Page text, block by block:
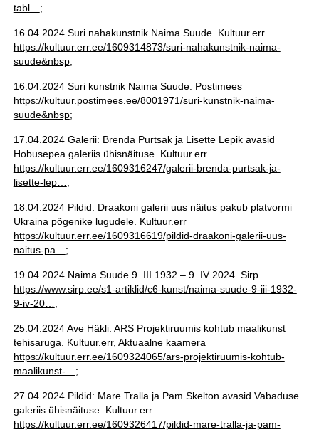
tabl… ;
16.04.2024 Suri nahakunstnik Naima Suude. Kultuur.err
https://kultuur.err.ee/1609314873/suri-nahakunstnik-naima-
suude&nbsp;
16.04.2024 Suri kunstnik Naima Suude. Postimees
https://kultuur.postimees.ee/8001971/suri-kunstnik-naima-
suude&nbsp;
17.04.2024 Galerii: Brenda Purtsak ja Lisette Lepik avasid
Hobusepea galeriis ühisnäituse. Kultuur.err
https://kultuur.err.ee/1609316247/galerii-brenda-purtsak-ja-
lisette-lep… ;
18.04.2024 Pildid: Draakoni galerii uus näitus pakub platvormi
Ukraina põgenike lugudele. Kultuur.err
https://kultuur.err.ee/1609316619/pildid-draakoni-galerii-uus-
naitus-pa… ;
19.04.2024 Naima Suude 9. III 1932 – 9. IV 2024. Sirp
https://www.sirp.ee/s1-artiklid/c6-kunst/naima-suude-9-iii-1932-
9-iv-20… ;
25.04.2024 Ave Häkli. ARS Projektiruumis kohtub maalikunst
tehisaruga. Kultuur.err, Aktuaalne kaamera
https://kultuur.err.ee/1609324065/ars-projektiruumis-kohtub-
maalikunst-… ;
27.04.2024 Pildid: Mare Tralla ja Pam Skelton avasid Vabaduse
galeriis ühisnäituse. Kultuur.err
https://kultuur.err.ee/1609326417/pildid-mare-tralla-ja-pam-